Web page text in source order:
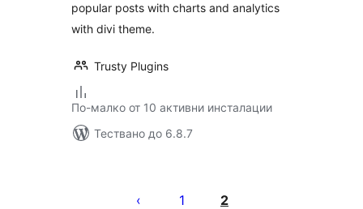
popular posts with charts and analytics
with divi theme.
Trusty Plugins
По-малко от 10 активни инсталации
Тествано до 6.8.7
1 2